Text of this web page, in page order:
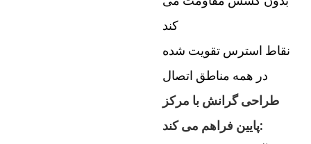
کند
نقاط استرس تقویت شده
در همه مناطق اتصال
طراحی گرانش با مرکز
پایین فراهم می کند: